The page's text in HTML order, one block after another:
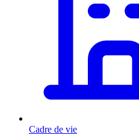
Cadre de vie